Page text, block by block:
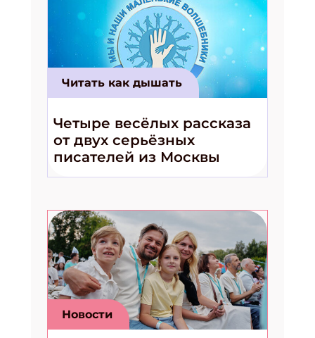
Читать как дышать
Четыре весёлых рассказа
от двух серьёзных
писателей из Москвы
Новости